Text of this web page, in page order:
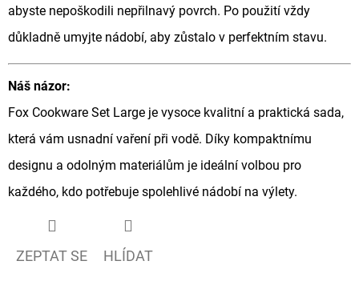
abyste nepoškodili nepřilnavý povrch. Po použití vždy
důkladně umyjte nádobí, aby zůstalo v perfektním stavu.
Náš názor:
Fox Cookware Set Large je vysoce kvalitní a praktická sada,
která vám usnadní vaření při vodě. Díky kompaktnímu
designu a odolným materiálům je ideální volbou pro
každého, kdo potřebuje spolehlivé nádobí na výlety.
ZEPTAT SE HLÍDAT